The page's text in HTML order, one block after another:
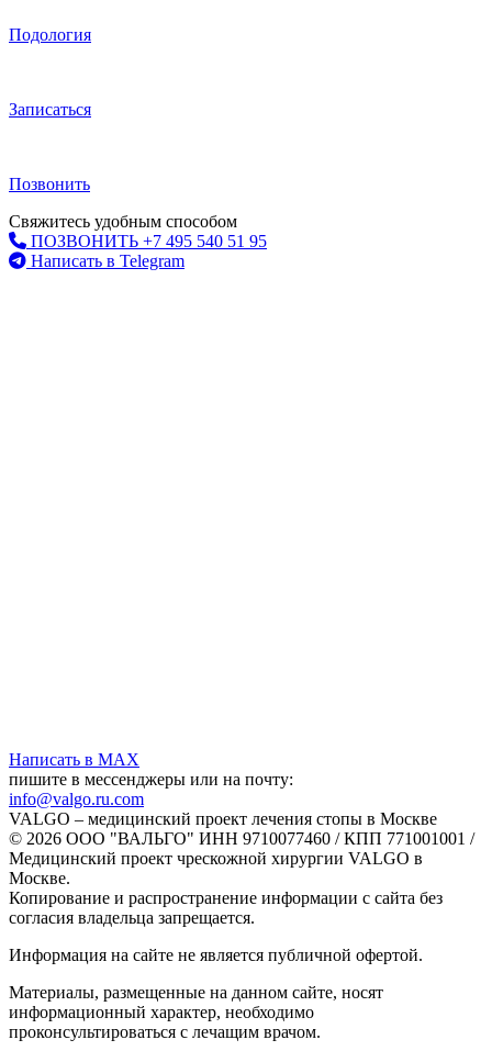
Подология
Записаться
Позвонить
Свяжитесь удобным способом
ПОЗВОНИТЬ +7 495 540 51 95
Написать в Telegram
Написать в MAX
пишите в мессенджеры или на почту:
info@valgo.ru.com
VALGO – медицинский проект лечения стопы в Москве
© 2026 ООО "ВАЛЬГО" ИНН 9710077460 / КПП 771001001 /
Медицинский проект чрескожной хирургии VALGO в
Москве.
Копирование и распространение информации с сайта без
согласия владельца запрещается.
Информация на сайте не является публичной офертой.
Материалы, размещенные на данном сайте, носят
информационный характер, необходимо
проконсультироваться с лечащим врачом.